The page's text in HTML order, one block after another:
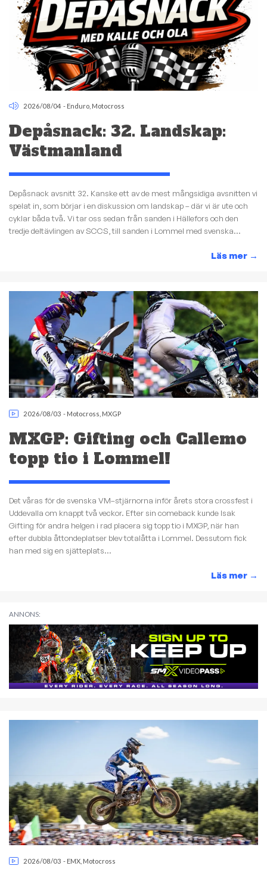
2026/08/04 - Enduro Motocross
Depåsnack: 32. Landskap:
Västmanland
Depåsnack avsnitt 32. Kanske ett av de mest mångsidiga avsnitten vi
spelat in, som börjar i en diskussion om landskap – där vi är ute och
cyklar båda två. Vi tar oss sedan från sanden i Hällefors och den
tredje deltävlingen av SCCS, till sanden i Lommel med svenska...
Läs mer →
2026/08/03 - Motocross MXGP
MXGP: Gifting och Callemo
topp tio i Lommel!
Det våras för de svenska VM–stjärnorna inför årets stora crossfest i
Uddevalla om knappt två veckor. Efter sin comeback kunde Isak
Gifting för andra helgen i rad placera sig topp tio i MXGP, när han
efter dubbla åttondeplatser blev totalåtta i Lommel. Dessutom fick
han med sig en sjätteplats...
Läs mer →
ANNONS:
2026/08/03 - EMX Motocross